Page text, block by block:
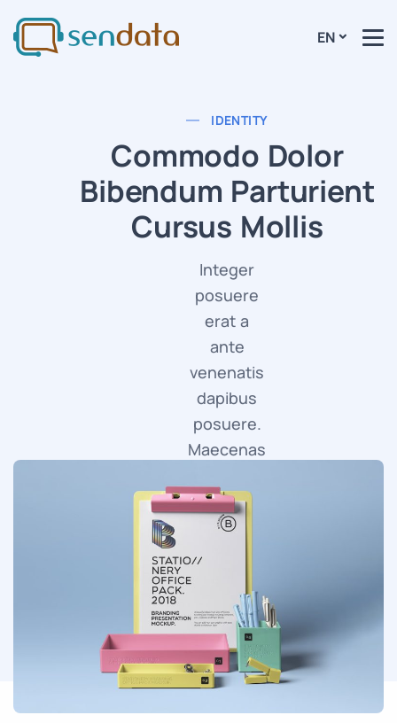
EN
IDENTITY
Commodo Dolor
Bibendum Parturient
Cursus Mollis
Integer
posuere
erat a
ante
venenatis
dapibus
posuere.
Maecenas
mollis
interdum.